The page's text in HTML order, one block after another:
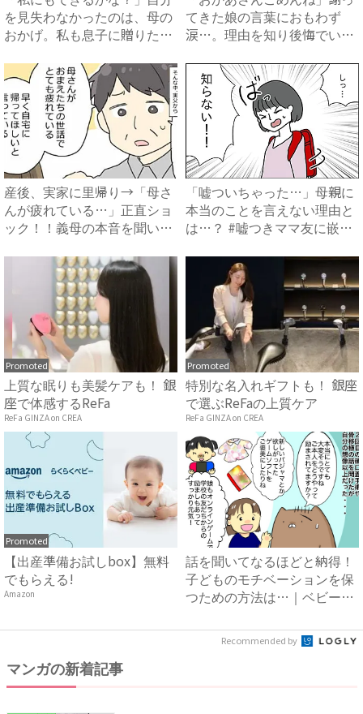
を見失わなかったのは、母の
おかげ。私も息子に贈りたい
てきた娘の言葉におもわず
涙…。理由を知り後悔でいっ
産後、実家に里帰り→「母さ
んが疲れている…」正直ショ
ック！！義母の本音を聞いた
「嘘ついちゃった…」母親に
本当のことを言えない理由と
は…？ #嘘つきママ友に嵌
Promoted
上質な眠りも美髪ケアも！ 銀
座で体感するReFa
ReFa GINZA on CREA
Promoted
特別な名入れギフトも！ 銀座
で選ぶReFaの上質ケア
ReFa GINZA on CREA
Promoted
【出産準備お試しbox】無料
でもらえる!
Amazon
話を聞いてなるほどと納得！
子どものモチベーションを保
つための方法は…｜ベビーカ
Recommended by
マンガの新着記事